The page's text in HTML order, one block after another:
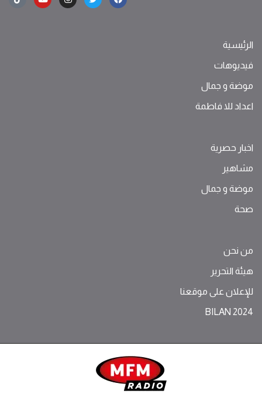
الرئيسية
فيديوهات
موضة ‫و‬ ‫‬‫جمال‬
اعداد للا فاطمة
اخبار حصرية
مشاهير
موضة ‫و‬ ‫‬‫جمال‬
صحة
من نحن
هيئة التحرير
للإعلان على موقعنا
BILAN 2024